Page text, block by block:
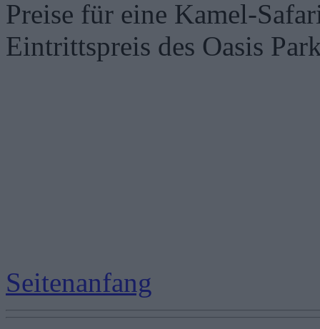
Preise für eine Kamel-
Eintrittspreis des Oasis
Seitenanfang